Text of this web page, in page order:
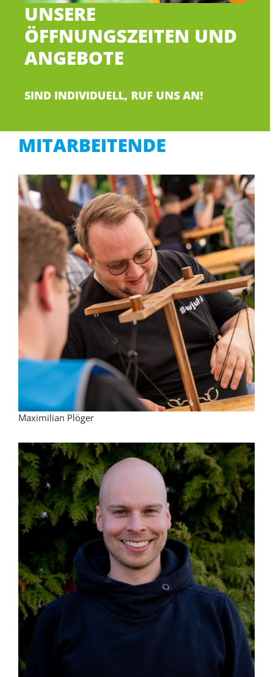
UNSERE
ÖFFNUNGSZEITEN UND
ANGEBOTE
SIND INDIVIDUELL, RUF UNS AN!
MITARBEITENDE
Maximilian Plöger